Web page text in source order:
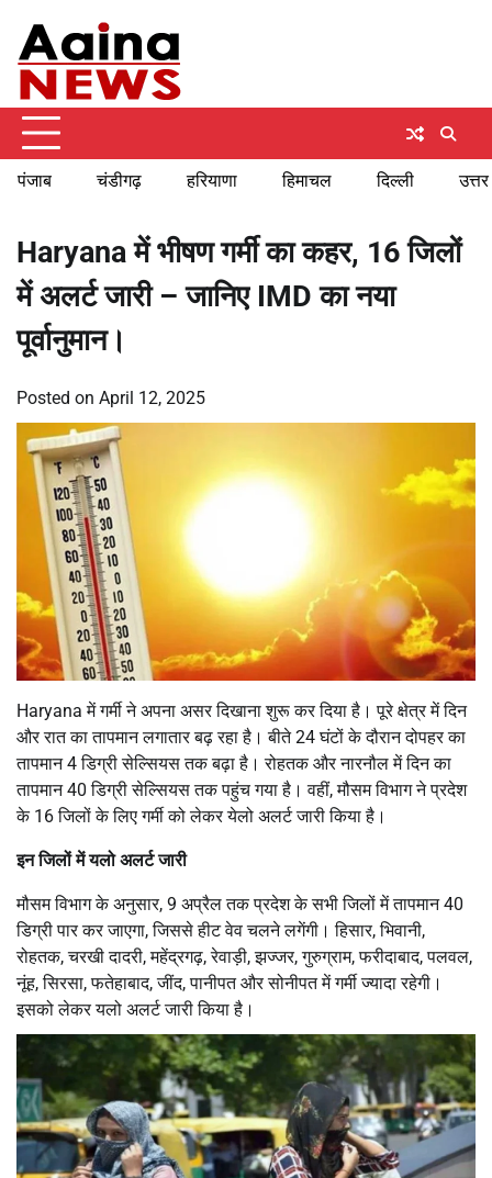
content
पंजाब चंडीगढ़ हरियाणा हिमाचल दिल्ली
Haryana में भीषण गर्मी का कहर, 16 जिलों
में अलर्ट जारी – जानिए IMD का नया
पूर्वानुमान।
Posted on April 12, 2025
Haryana में गर्मी ने अपना असर दिखाना शुरू कर दिया है। पूरे क्षेत्र में दिन
और रात का तापमान लगातार बढ़ रहा है। बीते 24 घंटों के दौरान दोपहर का
तापमान 4 डिग्री सेल्सियस तक बढ़ा है। रोहतक और नारनौल में दिन का
तापमान 40 डिग्री सेल्सियस तक पहुंच गया है। वहीं, मौसम विभाग ने प्रदेश
के 16 जिलों के लिए गर्मी को लेकर येलो अलर्ट जारी किया है।
इन जिलों में यलो अलर्ट जारी
मौसम विभाग के अनुसार, 9 अप्रैल तक प्रदेश के सभी जिलों में तापमान 40
डिग्री पार कर जाएगा, जिससे हीट वेव चलने लगेंगी। हिसार, भिवानी,
रोहतक, चरखी दादरी, महेंद्रगढ़, रेवाड़ी, झज्जर, गुरुग्राम, फरीदाबाद, पलवल,
नूंह, सिरसा, फतेहाबाद, जींद, पानीपत और सोनीपत में गर्मी ज्यादा रहेगी।
इसको लेकर यलो अलर्ट जारी किया है।